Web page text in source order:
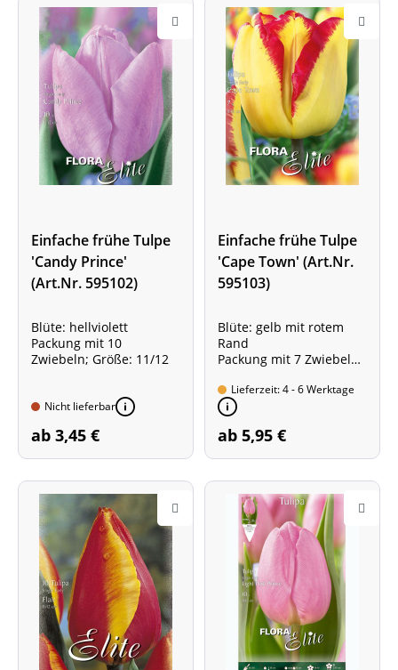
Einfache frühe Tulpe
'Candy Prince'
(Art.Nr. 595102)
Blüte: hellviolett
Packung mit 10
Zwiebeln; Größe: 11/12
Nicht lieferbar
ab 3,45 €
Einfache frühe Tulpe
'Cape Town' (Art.Nr.
595103)
Blüte: gelb mit rotem
Rand
Packung mit 7 Zwiebeln;
Lieferzeit: 4 - 6 Werktage
ab 5,95 €